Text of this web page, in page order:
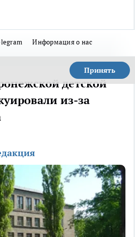
Информация о нас
Принять
детской
из-за